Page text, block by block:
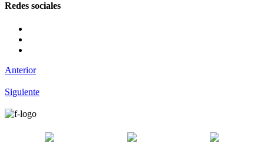
Redes sociales
Anterior
Siguiente